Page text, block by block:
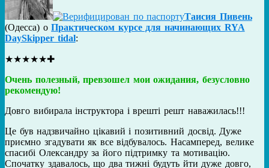
Таисия Пивень
(Одесса) оПрактическом курсе для начинающих RYA
DaySkipper tidal:
★★★★★✚
Очень полезный, превзошел мои ожидания, безусловно
рекомендую!
Довго вибирала інструктора і врешті решт наважилась!!!
Це був надзвичайно цікавий і позитивний досвід. Дуже
приємно згадувати як все відбувалось. Насамперед, велике
спасибі Олександру за його підтримку та мотивацію.
Спочатку здавалось, що два тижні будуть йти дуже довго,